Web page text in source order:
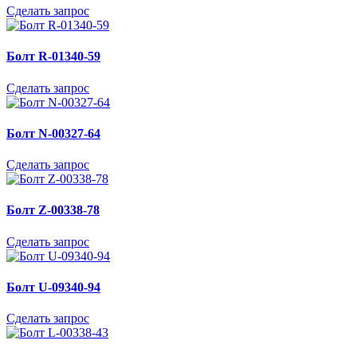
Сделать запрос
Болт R-01340-59
Сделать запрос
Болт N-00327-64
Сделать запрос
Болт Z-00338-78
Сделать запрос
Болт U-09340-94
Сделать запрос